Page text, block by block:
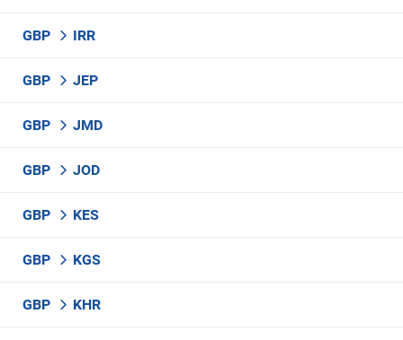
GBP IRR
GBP JEP
GBP JMD
GBP JOD
GBP KES
GBP KGS
GBP KHR